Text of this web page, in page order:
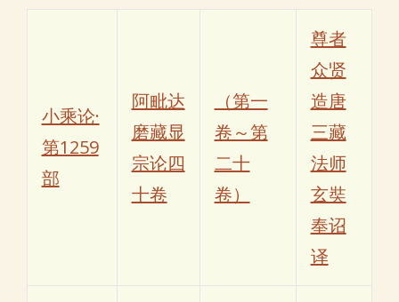
小乘论·
第1259
部
阿毗达
磨藏显
宗论四
十卷
（第一
卷～第
二十
卷）
尊者
众贤
造唐
三藏
法师
玄奘
奉诏
译